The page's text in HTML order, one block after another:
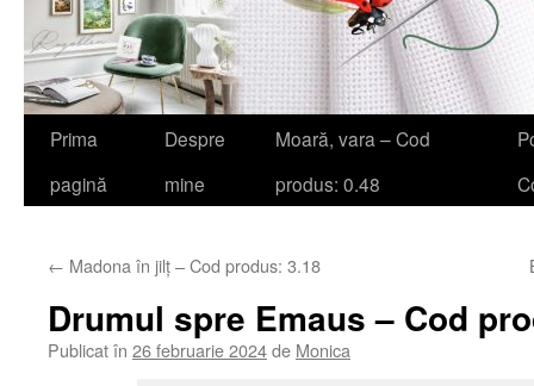
Sari
Prima
pagină
Despre
mine
Moară, vara – Cod
produs: 0.48
← Madona în jilț – Cod produs: 3.18
Drumul spre Emaus – Cod
Publicat în 26 februarie 2024de Monica